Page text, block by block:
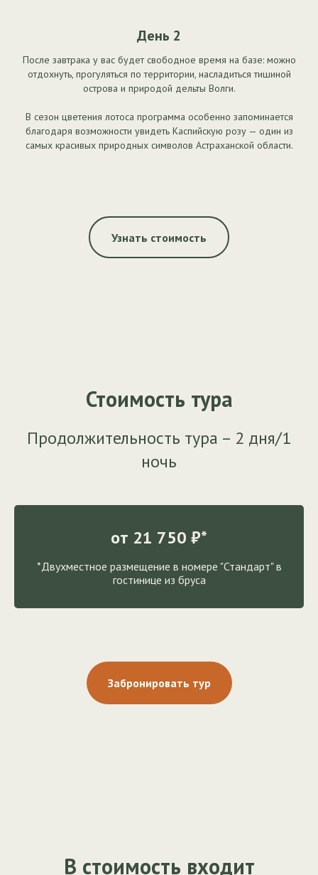
День 2
После завтрака у вас будет свободное время на базе: можно
отдохнуть, прогуляться по территории, насладиться тишиной
острова и природой дельты Волги.
В сезон цветения лотоса программа особенно запоминается
благодаря возможности увидеть Каспийскую розу — один из
самых красивых природных символов Астраханской области.
Узнать стоимость
Стоимость тура
Продолжительность тура – 2 дня/1
ночь
от 21 750 ₽*
*Двухместное размещение в номере "Стандарт" в
гостинице из бруса
Забронировать тур
В стоимость входит